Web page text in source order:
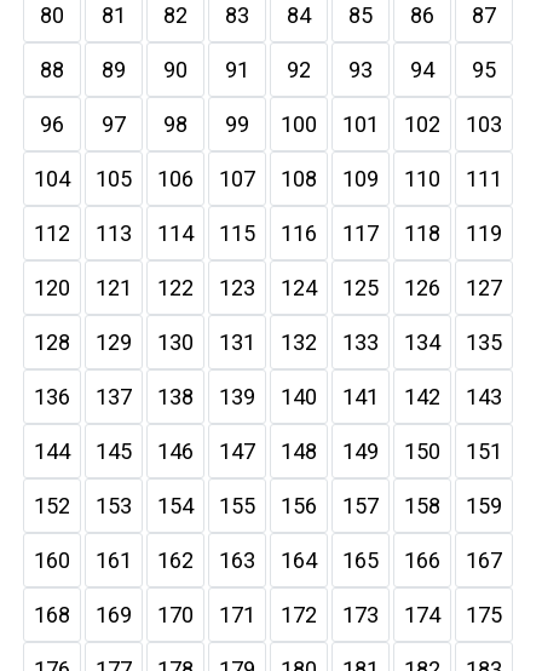
80 81 82 83 84 85 86 87
88 89 90 91 92 93 94 95
96 97 98 99 100 101 102 103
104 105 106 107 108 109 110 111
112 113 114 115 116 117 118 119
120 121 122 123 124 125 126 127
128 129 130 131 132 133 134 135
136 137 138 139 140 141 142 143
144 145 146 147 148 149 150 151
152 153 154 155 156 157 158 159
160 161 162 163 164 165 166 167
168 169 170 171 172 173 174 175